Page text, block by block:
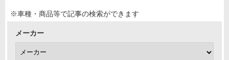
※車種・商品等で記事の検索ができます
メーカー